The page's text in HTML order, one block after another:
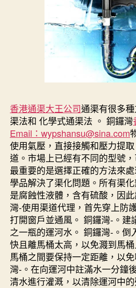
香港通渠大王公司通渠有很多
渠法和 化學式通渠法 。 銅鑼灣
Email：wypshansu@sina.com
使用氣壓，直接接觸和壓力提
道。市場上已經有不同的型號
最重要的是選擇正確的方法來
學品解決了渠化問題。所有渠
是腐蝕性液體，含有硫酸，因
灣-使用渠道代理，首先穿上防
打開窗戶並通風。 銅鑼灣-。建
之一瓶的運河水。 銅鑼灣-。倒
快且離馬桶太高，以免濺到馬
馬桶之間要保持一定距離，以
灣-。在向運河中註滿水一分鐘
清水進行灌溉，以清除運河中